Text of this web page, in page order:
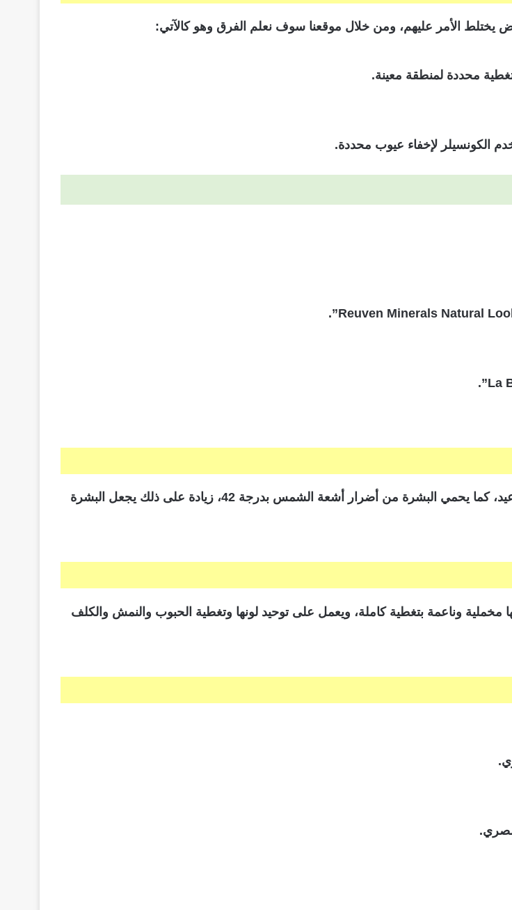
يختلط الأمر عليهم، ومن خلال موقعنا سوف نعلم الفرق وهو كالآتي:
تغطية محددة لمنطقة معينة.
الكونسيلر لإخفاء عيوب محددة.
يعد هذا النوع من أفضل أنواع الفاونديشن لتغطية التصبغات والبقع والتجاعيد، كما يحمي البشرة من أضرار أشعة الشمس بدرجة 42، زيادة على ذلك يجعل البشرة
وناعمة بتغطية كاملة، ويعمل على توحيد لونها وتغطية الحبوب والنمش والكلف